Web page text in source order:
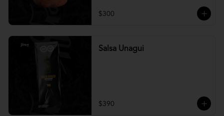
$300
Salsa Unagui
$390